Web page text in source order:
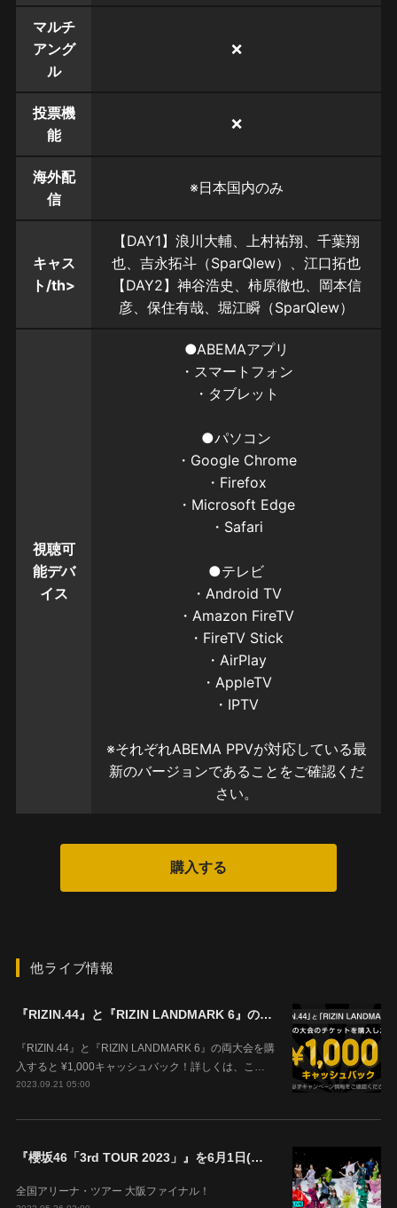
他ライブ情報
『RIZIN.44』と『RIZIN LANDMARK 6』の両大会を購入すると ¥1,000キャッシュバック！
『RIZIN.44』と『RIZIN LANDMARK 6』の両大会を購
入すると ¥1,000キャッシュバック！詳しくは、こ…
2023.09.21 05:00
『櫻坂46「3rd TOUR 2023」』を6月1日(木)18時よりABEMAで生配信決定！
全国アリーナ・ツアー 大阪ファイナル！